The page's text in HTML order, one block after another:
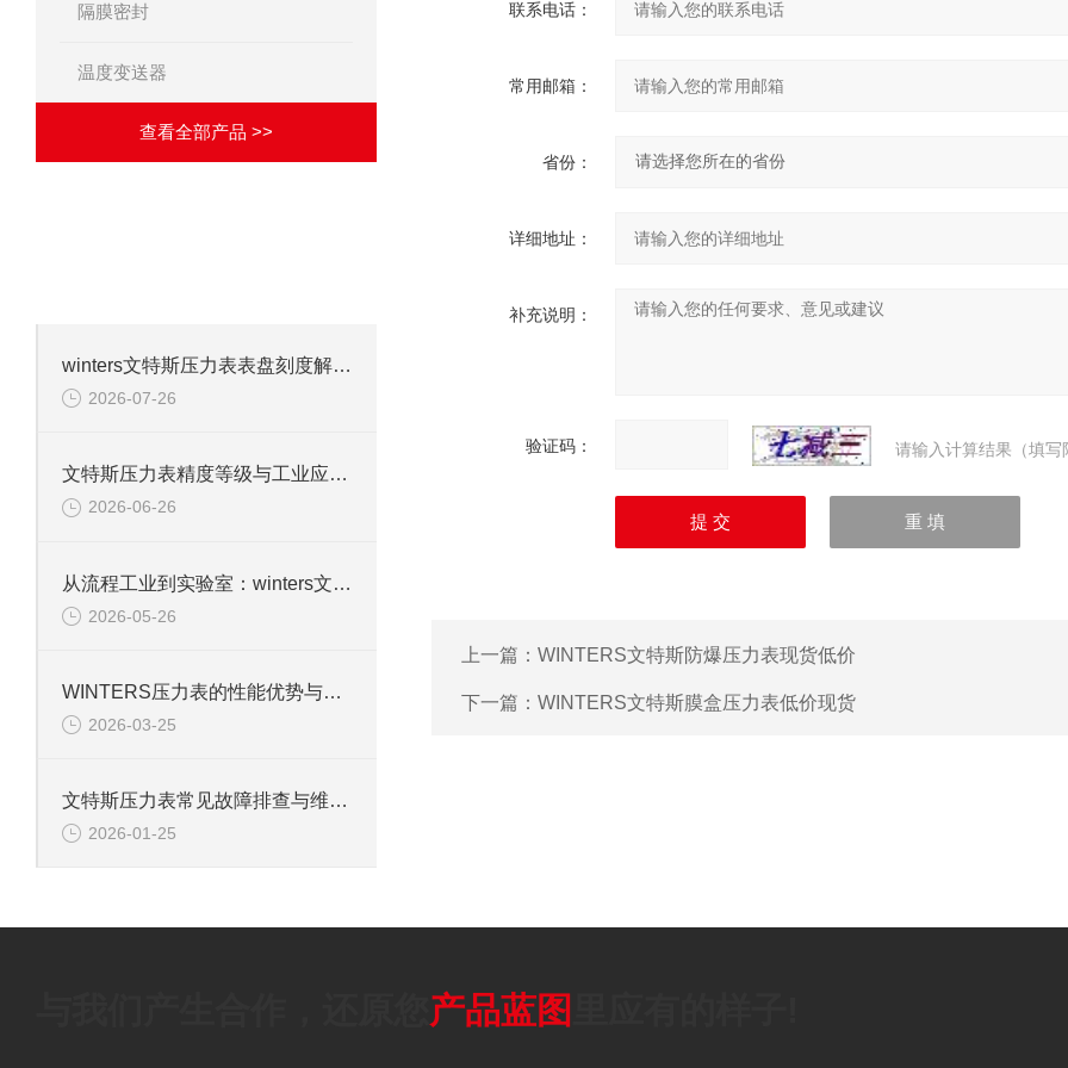
联系电话：
常用邮箱：
省份：
详细地址：
补充说明：
验证码： 请输入计算结果（填
上一篇： WINTERS文特斯防爆压力表现货低价
下一篇： WINTERS文特斯膜盒压力表低价现货
隔膜密封
温度变送器
查看全部产品 >>
winters文特斯压力表表盘刻度解读及现场安装注意事项
2026-07-26
文特斯压力表精度等级与工业应用场景解析
2026-06-26
从流程工业到实验室：winters文特斯压力表的多元应用场景
2026-05-26
WINTERS压力表的性能优势与行业适配性解析
2026-03-25
文特斯压力表常见故障排查与维护技巧
2026-01-25
产品蓝图